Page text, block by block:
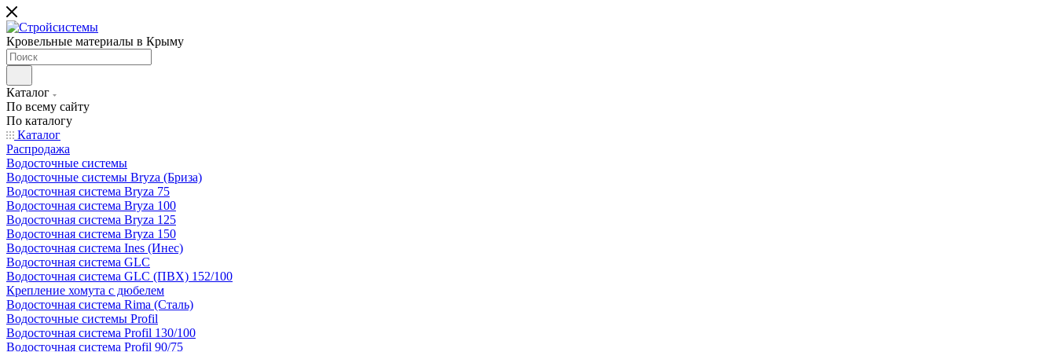
Кровельные материалы в Крыму
Каталог
По всему сайту
По каталогу
Каталог
Распродажа
Водосточные системы
Водосточные системы Bryza (Бриза)
Водосточная система Bryza 75
Водосточная система Bryza 100
Водосточная система Bryza 125
Водосточная система Bryza 150
Водосточная система Ines (Инес)
Водосточная система GLC
Водосточная система GLC (ПВХ) 152/100
Крепление хомута с дюбелем
Водосточная система Rima (Сталь)
Водосточные системы Profil
Водосточная система Profil 130/100
Водосточная система Profil 90/75